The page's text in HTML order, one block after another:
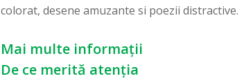
colorat, desene amuzante si poezii distractive.
Mai multe informații
De ce merită atenția